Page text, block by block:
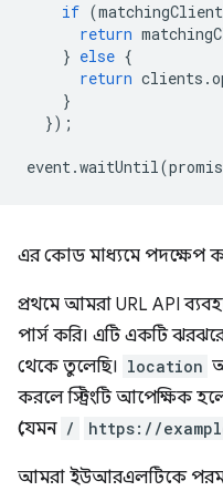
if (matchingClient
return
} else {
return clients .
}
});
event.waitUntil(
এর কোড মাধ্যমে পদক্ষেপ
প্রথমে আমরা URL API
পার্স করি। এটি একটি
থেকে তুলেছি। location
করলে স্ট্রিংটি আপেক্ষিক
(যেমন / https://
আমরা ইউআরএলটিকে পরম